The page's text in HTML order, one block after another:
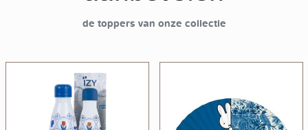
de toppers van onze collectie